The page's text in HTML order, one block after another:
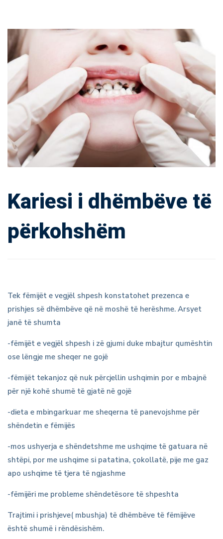
Kariesi
i
dhëmbëve
të
përkohshëm
Kariesi i dhëmbëve të
përkohshëm
Tek fëmijët e vegjël shpesh konstatohet prezenca e
prishjes së dhëmbëve që në moshë të herëshme. Arsyet
janë të shumta
-fëmijët e vegjël shpesh i zë gjumi duke mbajtur qumështin
ose lëngje me sheqer ne gojë
-fëmijët tekanjoz që nuk përcjellin ushqimin por e mbajnë
për një kohë shumë të gjatë në gojë
-dieta e mbingarkuar me sheqerna të panevojshme për
shëndetin e fëmijës
-mos ushyerja e shëndetshme me ushqime të gatuara në
shtëpi, por me ushqime si patatina, çokollatë, pije me gaz
apo ushqime të tjera të ngjashme
-fëmijëri me probleme shëndetësore të shpeshta
Trajtimi i prishjeve( mbushja) të dhëmbëve të fëmijëve
është shumë i rëndësishëm.